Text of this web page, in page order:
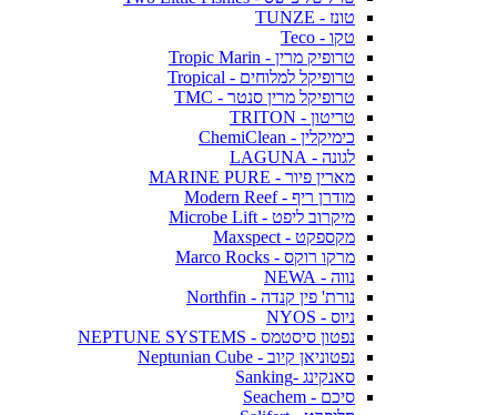
טונז - TUNZE
טקו - Teco
טרופיק מרין - Tropic Marin
טרופיקל למלוחים - Tropical
טרופיקל מרין סנטר - TMC
טריטון - TRITON
כימיקלין - ChemiClean
לגונה - LAGUNA
מארין פיור - MARINE PURE
מודרן ריף - Modern Reef
מיקרוב ליפט - Microbe Lift
מקספקט - Maxspect
מרקו רוקס - Marco Rocks
נווה - NEWA
נורת' פין קנדה - Northfin
ניוס - NYOS
נפטון סיסטמס - NEPTUNE SYSTEMS
נפטוניאן קיוב - Neptunian Cube
סאנקינג -Sanking
סיכם - Seachem